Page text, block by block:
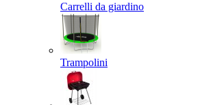
Carrelli da giardino
Trampolini